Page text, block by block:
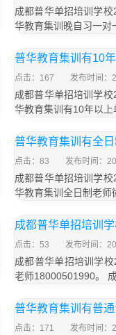
成都普华单招培训学
华教育集训晚自习一对
普华教育集训有10
点击：167 发布时间：
成都普华单招培训学
华教育集训有10年以
普华教育集训有全
点击：83 发布时间：
成都普华单招培训学
华教育集训全日制老师
成都普华单招培训
点击：53 发布时间：
成都普华单招培训学
老师18000501990。
普华教育集训有普
点击：171 发布时间：